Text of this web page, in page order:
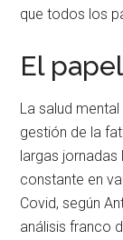
que todos los
El
La salud
gestión de la
largas jornadas
constante en
Covid, según
análisis franco